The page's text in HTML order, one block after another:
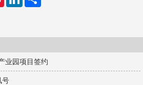
e
b
o
d
n
业园项目签约
号